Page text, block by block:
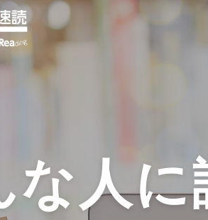
な人